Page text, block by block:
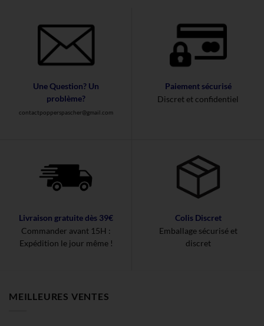
Une Question? Un
problème?
contactpopperspascher@gmail.com
Paiement sécurisé
Discret et confidentiel
Livraison gratuite dès 39€
Commander avant 15H :
Expédition le jour même !
Colis Discret
Emballage sécurisé et
discret
MEILLEURES VENTES